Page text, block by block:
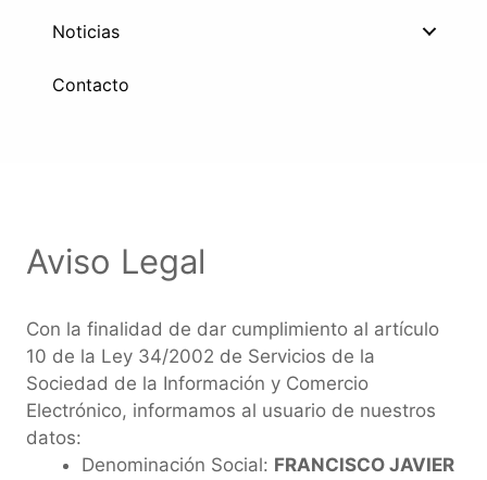
Noticias
Contacto
Aviso Legal
Con la finalidad de dar cumplimiento al artículo
10 de la Ley 34/2002 de Servicios de la
Sociedad de la Información y Comercio
Electrónico, informamos al usuario de nuestros
datos:
Denominación Social: FRANCISCO JAVIER